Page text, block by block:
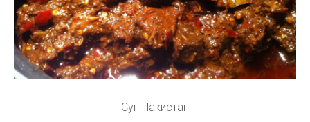
Суп Пакистан